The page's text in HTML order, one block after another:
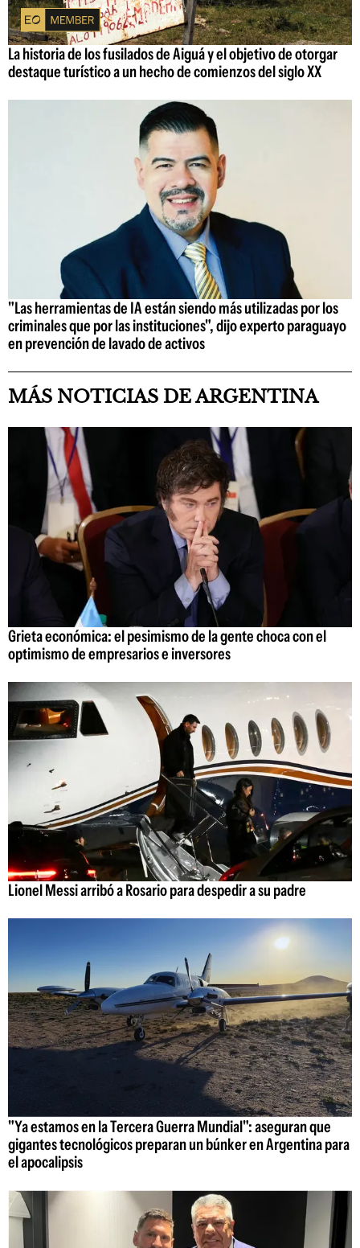
La historia de los fusilados de Aiguá y el objetivo de otorgar
destaque turístico a un hecho de comienzos del siglo XX
"Las herramientas de IA están siendo más utilizadas por los
criminales que por las instituciones", dijo experto paraguayo
en prevención de lavado de activos
MÁS NOTICIAS DE ARGENTINA
Grieta económica: el pesimismo de la gente choca con el
optimismo de empresarios e inversores
Lionel Messi arribó a Rosario para despedir a su padre
"Ya estamos en la Tercera Guerra Mundial": aseguran que
gigantes tecnológicos preparan un búnker en Argentina para
el apocalipsis